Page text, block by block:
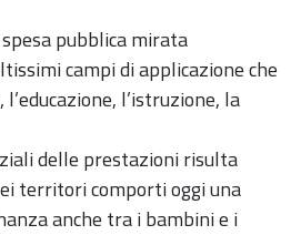
pubblica mirata
campi di applicazione che
l’istruzione, la
delle prestazioni risulta
territori comporti oggi una
anche tra i bambini e i